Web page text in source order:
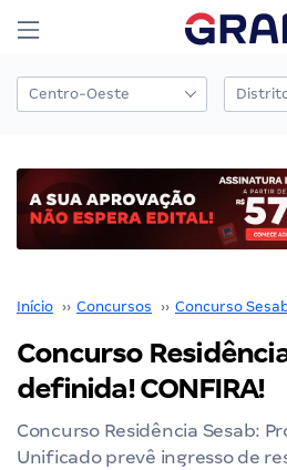
Início ›› Concursos ›› Concurso
Concurso
definida! CONFIRA!
Concurso Residência Sesab:
Unificado prevê ingresso de